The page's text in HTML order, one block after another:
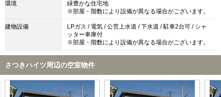
環境
緑豊かな住宅地
※部屋・階数により設備が異なる場合がございます。
建物設備
LPガス / 電気 / 公営上水道 / 下水道 / 駐車2台可 / シャ
ッター車庫付
※部屋・階数により設備が異なる場合がございます。
さつきハイツ周辺の空室物件